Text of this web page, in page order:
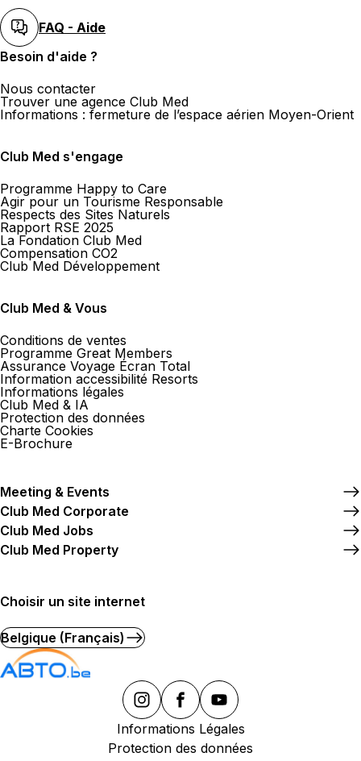
FAQ - Aide
Besoin d'aide ?
Nous contacter
Trouver une agence Club Med
Informations : fermeture de l’espace aérien Moyen-Orient
Club Med s'engage
Programme Happy to Care
Agir pour un Tourisme Responsable
Respects des Sites Naturels
Rapport RSE 2025
La Fondation Club Med
Compensation CO2
Club Med Développement
Club Med & Vous
Conditions de ventes
Programme Great Members
Assurance Voyage Écran Total
Information accessibilité Resorts
Informations légales
Club Med & IA
Protection des données
Charte Cookies
E-Brochure
Meeting & Events
Club Med Corporate
Club Med Jobs
Club Med Property
Choisir un site internet
Belgique (Français)
Informations Légales
Protection des données